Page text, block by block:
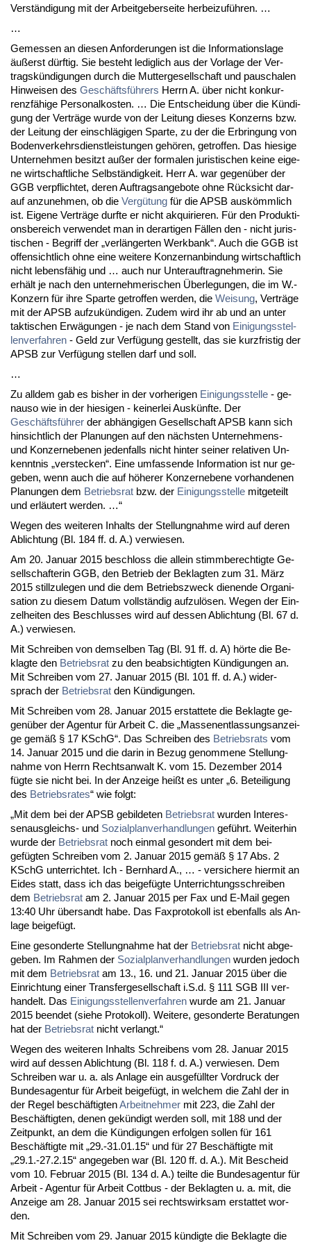
Verständi­gung mit der Ar­beit­ge­ber­sei­te her­bei­zuführen. …
…
Ge­mes­sen an die­sen An­for­de­run­gen ist die In­for­ma­ti­ons­la­ge
äußerst dürf­tig. Sie be­steht le­dig­lich aus der Vor­la­ge der Ver­
tragskündi­gun­gen durch die Mut­ter­ge­sell­schaft und pau­scha­len
Hin­wei­sen des Geschäftsführers Herrn A. über nicht kon­kur­
renzfähi­ge Per­so­nal­kos­ten. … Die Ent­schei­dung über die Kündi­
gung der Verträge wur­de von der Lei­tung die­ses Kon­zerns bzw.
der Lei­tung der ein­schlägi­gen Spar­te, zu der die Er­brin­gung von
Bo­den­ver­kehrs­dienst­leis­tun­gen gehören, ge­trof­fen. Das hie­si­ge
Un­ter­neh­men be­sitzt außer der for­ma­len ju­ris­ti­schen kei­ne ei­ge­
ne wirt­schaft­li­che Selbständig­keit. Herr A. war ge­genüber der
GGB ver­pflich­tet, de­ren Auf­trags­an­ge­bo­te oh­ne Rück­sicht dar­
auf an­zu­neh­men, ob die Vergütung für die APSB auskömmlich
ist. Ei­ge­ne Verträge durf­te er nicht ak­qui­rie­ren. Für den Pro­duk­ti­
ons­be­reich ver­wen­det man in der­ar­ti­gen Fällen den - nicht ju­ris­
ti­schen - Be­griff der „verlänger­ten Werk­bank“. Auch die GGB ist
of­fen­sicht­lich oh­ne ei­ne wei­te­re Kon­zern­an­bin­dung wirt­schaft­lich
nicht le­bensfähig und … auch nur Un­ter­auf­trag­neh­me­rin. Sie
erhält je nach den un­ter­neh­me­ri­schen Über­le­gun­gen, die im W.-
Kon­zern für ih­re Spar­te ge­trof­fen wer­den, die Wei­sung, Verträge
mit der APSB auf­zukündi­gen. Zu­dem wird ihr ab und an un­ter
tak­ti­schen Erwägun­gen - je nach dem Stand von Ei­ni­gungs­stel­
len­ver­fah­ren - Geld zur Verfügung ge­stellt, das sie kurz­fris­tig der
APSB zur Verfügung stel­len darf und soll.
…
Zu all­dem gab es bis­her in der vor­he­ri­gen Ei­ni­gungs­stel­le - ge­
nau­so wie in der hie­si­gen - kei­ner­lei Auskünf­te. Der
Geschäftsführer der abhängi­gen Ge­sell­schaft APSB kann sich
hin­sicht­lich der Pla­nun­gen auf den nächs­ten Un­ter­neh­mens-
und Kon­zern­ebe­nen je­den­falls nicht hin­ter sei­ner re­la­ti­ven Un­
kennt­nis „ver­ste­cken“. Ei­ne um­fas­sen­de In­for­ma­ti­on ist nur ge­
ge­ben, wenn auch die auf höhe­rer Kon­zern­ebe­ne vor­han­de­nen
Pla­nun­gen dem Be­triebs­rat bzw. der Ei­ni­gungs­stel­le mit­ge­teilt
und erläutert wer­den. …“
We­gen des wei­te­ren In­halts der Stel­lung­nah­me wird auf de­ren
Ab­lich­tung (Bl. 184 ff. d. A.) ver­wie­sen.
Am 20. Ja­nu­ar 2015 be­schloss die al­lein stimm­be­rech­tig­te Ge­
sell­schaf­te­rin GGB, den Be­trieb der Be­klag­ten zum 31. März
2015 still­zu­le­gen und die dem Be­triebs­zweck die­nen­de Or­ga­ni­
sa­ti­on zu die­sem Da­tum vollständig auf­zulösen. We­gen der Ein­
zel­hei­ten des Be­schlus­ses wird auf des­sen Ab­lich­tung (Bl. 67 d.
A.) ver­wie­sen.
Mit Schrei­ben von dem­sel­ben Tag (Bl. 91 ff. d. A) hörte die Be­
klag­te den Be­triebs­rat zu den be­ab­sich­tig­ten Kündi­gun­gen an.
Mit Schrei­ben vom 27. Ja­nu­ar 2015 (Bl. 101 ff. d. A.) wi­der­
sprach der Be­triebs­rat den Kündi­gun­gen.
Mit Schrei­ben vom 28. Ja­nu­ar 2015 er­stat­te­te die Be­klag­te ge­
genüber der Agen­tur für Ar­beit C. die „Mas­sen­ent­las­sungs­an­zei­
ge gemäß § 17 KSchG“. Das Schrei­ben des Be­triebs­rats vom
14. Ja­nu­ar 2015 und die dar­in in Be­zug ge­nom­me­ne Stel­lung­
nah­me von Herrn Rechts­an­walt K. vom 15. De­zem­ber 2014
fügte sie nicht bei. In der An­zei­ge heißt es un­ter „6. Be­tei­li­gung
des Be­triebs­ra­tes“ wie folgt:
„Mit dem bei der APSB ge­bil­de­ten Be­triebs­rat wur­den In­ter­es­
sen­aus­gleichs- und So­zi­al­plan­ver­hand­lun­gen geführt. Wei­ter­hin
wur­de der Be­triebs­rat noch ein­mal ge­son­dert mit dem bei­
gefügten Schrei­ben vom 2. Ja­nu­ar 2015 gemäß § 17 Abs. 2
KSchG un­ter­rich­tet. Ich - Bern­hard A., … - ver­si­che­re hier­mit an
Ei­des statt, dass ich das bei­gefügte Un­ter­rich­tungs­schrei­ben
dem Be­triebs­rat am 2. Ja­nu­ar 2015 per Fax und E-Mail ge­gen
13:40 Uhr über­sandt ha­be. Das Fax­pro­to­koll ist eben­falls als An­
la­ge bei­gefügt.
Ei­ne ge­son­der­te Stel­lung­nah­me hat der Be­triebs­rat nicht ab­ge­
ge­ben. Im Rah­men der So­zi­al­plan­ver­hand­lun­gen wur­den je­doch
mit dem Be­triebs­rat am 13., 16. und 21. Ja­nu­ar 2015 über die
Ein­rich­tung ei­ner Trans­fer­ge­sell­schaft i.S.d. § 111 SGB III ver­
han­delt. Das Ei­ni­gungs­stel­len­ver­fah­ren wur­de am 21. Ja­nu­ar
2015 be­en­det (sie­he Pro­to­koll). Wei­te­re, ge­son­der­te Be­ra­tun­gen
hat der Be­triebs­rat nicht ver­langt.“
We­gen des wei­te­ren In­halts Schrei­bens vom 28. Ja­nu­ar 2015
wird auf des­sen Ab­lich­tung (Bl. 118 f. d. A.) ver­wie­sen. Dem
Schrei­ben war u. a. als An­la­ge ein aus­gefüll­ter Vor­druck der
Bun­des­agen­tur für Ar­beit bei­gefügt, in wel­chem die Zahl der in
der Re­gel beschäftig­tenAr­beit­neh­mer mit 223, die Zahl der
Beschäftig­ten, de­nen gekündigt wer­den soll, mit 188 und der
Zeit­punkt, an dem die Kündi­gun­gen er­fol­gen sol­len für 161
Beschäftig­te mit „29.-31.01.15“ und für 27 Beschäftig­te mit
„29.1.-27.2.15“ an­ge­ge­ben war (Bl. 120 ff. d. A.). Mit Be­scheid
vom 10. Fe­bru­ar 2015 (Bl. 134 d. A.) teil­te die Bun­des­agen­tur für
Ar­beit - Agen­tur für Ar­beit Cott­bus - der Be­klag­ten u. a. mit, die
An­zei­ge am 28. Ja­nu­ar 2015 sei rechts­wirk­sam er­stat­tet wor­
den.
Mit Schrei­ben vom 29. Ja­nu­ar 2015 kündig­te die Be­klag­te die